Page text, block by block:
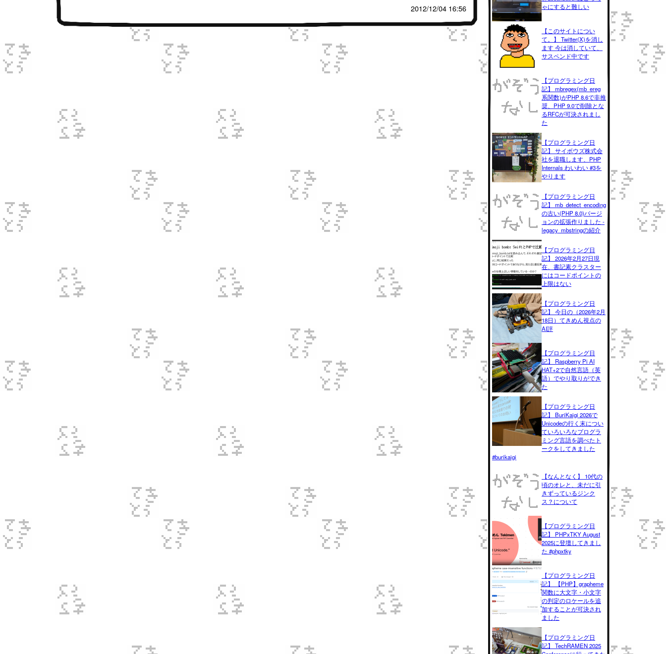
2012/12/04 16:56
ゃにすると難しい
【このサイトについ
て。】 Twitter(X)を消し
ます 今は消していて、
サスペンド中です
【プログラミング日
記】 mbregex(mb_ereg
系関数)がPHP 8.6で非推
奨、PHP 9.0で削除とな
るRFCが可決されまし
た
【プログラミング日
記】 サイボウズ株式会
社を退職します、PHP
Internals わいわい #3を
やります
【プログラミング日
記】 mb_detect_encoding
の古い(PHP 8.0)バージ
ョンの拡張作りました -
legacy_mbstringの紹介
【プログラミング日
記】 2026年2月27日現
在、書記素クラスター
にはコードポイントの
上限はない
【プログラミング日
記】 今日の（2026年2月
18日）てきめん視点の
AI評
【プログラミング日
記】 Raspberry Pi AI
HAT+2で自然言語（英
語）でやり取りができ
た
【プログラミング日
記】 BuriKaigi 2026で
Unicodeの行く末につい
ていろいろなプログラ
ミング言語を調べたト
ークをしてきました
#burikaigi
【なんとなく】 10代の
頃のオレと、未だに引
きずっているジンク
ス？について
【プログラミング日
記】 PHPxTKY August
2025に登壇してきまし
た #phpxtky
【プログラミング日
記】 【PHP】grapheme
関数に大文字・小文字
の判定のロケールを追
加することが可決され
ました
【プログラミング日
記】 TechRAMEN 2025